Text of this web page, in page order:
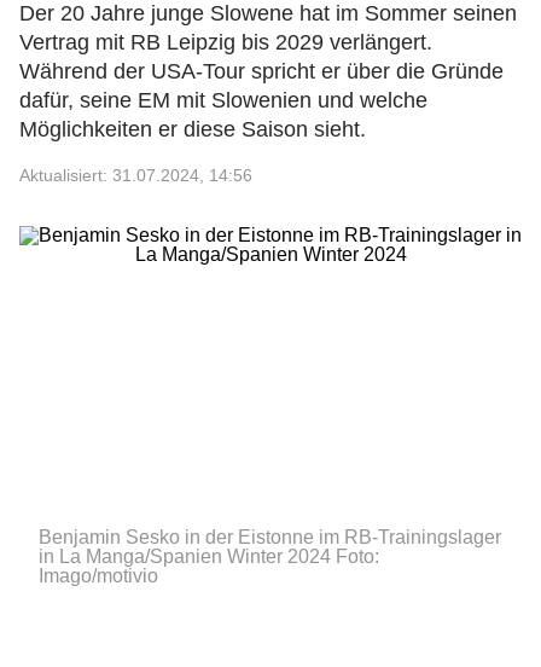
Der 20 Jahre junge Slowene hat im Sommer seinen
Vertrag mit RB Leipzig bis 2029 verlängert.
Während der USA-Tour spricht er über die Gründe
dafür, seine EM mit Slowenien und welche
Möglichkeiten er diese Saison sieht.
Aktualisiert: 31.07.2024, 14:56
Benjamin Sesko in der Eistonne im RB-Trainingslager
in La Manga/Spanien Winter 2024 Foto:
Imago/motivio